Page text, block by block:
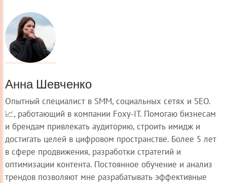
Анна Шевченко
Опытный специалист в SMM, социальных сетях и SEO.
📈, работающий в компании Foxy-IT. Помогаю бизнесам
и брендам привлекать аудиторию, строить имидж и
достигать целей в цифровом пространстве. Более 5 лет
в сфере продвижения, разработки стратегий и
оптимизации контента. Постоянное обучение и анализ
трендов позволяют мне разрабатывать эффективные